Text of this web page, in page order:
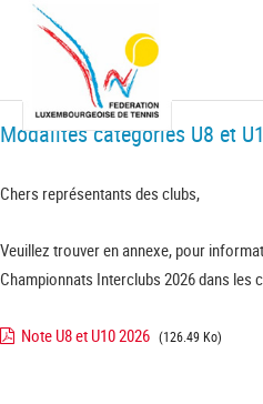
Modalités catégories U8 et
Chers représentants des clubs,
Veuillez trouver en annexe, pour
Championnats Interclubs 2026 dans les
Note U8 et U10 2026 (126.49 Ko)